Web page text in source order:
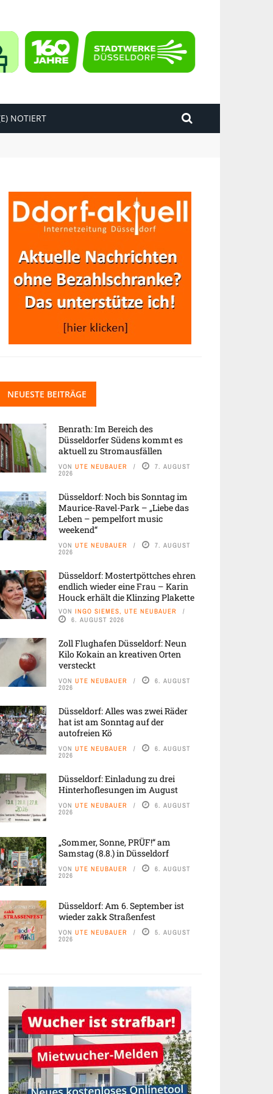
NOTIERT
NEUESTE BEITRÄGE
Benrath: Im Bereich des
Düsseldorfer Südens kommt es
aktuell zu Stromausfällen
VON UTE NEUBAUER 7. AUGUST
2026
Düsseldorf: Noch bis Sonntag im
Maurice-Ravel-Park – „Liebe das
Leben – pempelfort music
weekend“
VON UTE NEUBAUER 7. AUGUST
2026
Düsseldorf: Mostertpöttches ehren
endlich wieder eine Frau – Karin
Houck erhält die Klinzing Plakette
VON INGO SIEMES, UTE NEUBAUER
6. AUGUST 2026
Zoll Flughafen Düsseldorf: Neun
Kilo Kokain an kreativen Orten
versteckt
VON UTE NEUBAUER 6. AUGUST
2026
Düsseldorf: Alles was zwei Räder
hat ist am Sonntag auf der
autofreien Kö
VON UTE NEUBAUER 6. AUGUST
2026
Düsseldorf: Einladung zu drei
Hinterhoflesungen im August
VON UTE NEUBAUER 6. AUGUST
2026
„Sommer, Sonne, PRÜF!“ am
Samstag (8.8.) in Düsseldorf
VON UTE NEUBAUER 6. AUGUST
2026
Düsseldorf: Am 6. September ist
wieder zakk Straßenfest
VON UTE NEUBAUER 5. AUGUST
2026